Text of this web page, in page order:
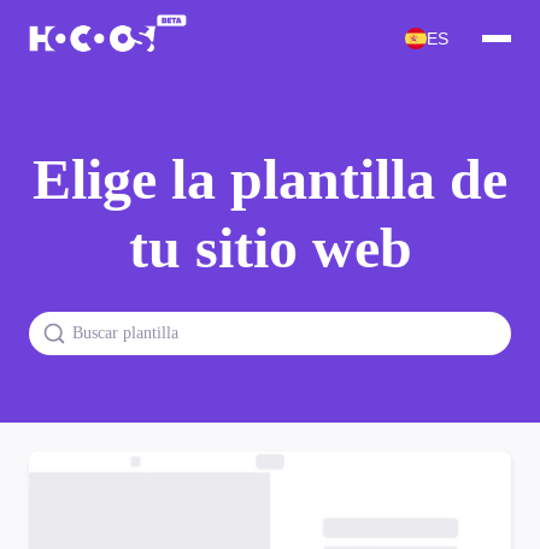
ES
Elige la plantilla de
tu sitio web